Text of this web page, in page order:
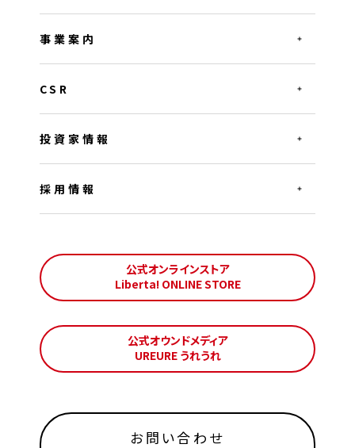
【委託】
ご提供いただいた個人情報につきましては、上記利用目的
【個人情報の開示等の求めについて】
当社では、当個人情報に関する利用目的の通知、開示、内
容の訂正・追加または削除、利用の停止・消去および第三
きについては、個人情報苦情及びご相談窓口へご連絡下
さい。ただし、法令等に基づく場合は、開示等に応じられな
※個人情報の提供は任意です。ただし、個人情報を提供し
ない場合には、上記【利用目的】に記載の業務などに支障
等を用いておりますが、これによる個人情報の取得、利用
は行っておりません。
事業案内
CSR
投資家情報
採用情報
公式オンラインストア
Liberta! ONLINE STORE
公式オウンドメディア
UREURE うれうれ
お問い合わせ